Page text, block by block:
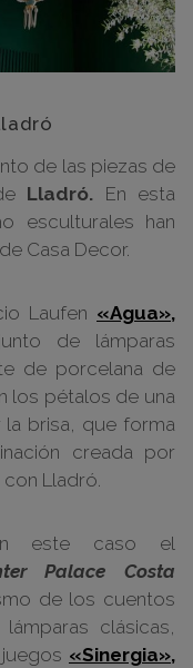
de las piezas de
Lladró. En esta
esculturales han
Casa Decor.
Laufen «Agua»,
de lámparas
de porcelana de
los pétalos de una
brisa, que forma
creada por
Lladró.
este caso el
Palace Costa
de los cuentos
clásicas,
«Sinergia»,